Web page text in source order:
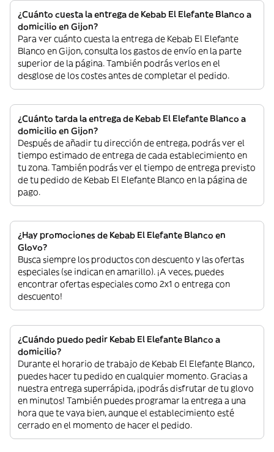
¿Cuánto cuesta la entrega de Kebab El Elefante Blanco a
domicilio en Gijon?
Para ver cuánto cuesta la entrega de Kebab El Elefante
Blanco en Gijon, consulta los gastos de envío en la parte
superior de la página. También podrás verlos en el
desglose de los costes antes de completar el pedido.
¿Cuánto tarda la entrega de Kebab El Elefante Blanco a
domicilio en Gijon?
Después de añadir tu dirección de entrega, podrás ver el
tiempo estimado de entrega de cada establecimiento en
tu zona. También podrás ver el tiempo de entrega previsto
de tu pedido de Kebab El Elefante Blanco en la página de
pago.
¿Hay promociones de Kebab El Elefante Blanco en
Glovo?
Busca siempre los productos con descuento y las ofertas
especiales (se indican en amarillo). ¡A veces, puedes
encontrar ofertas especiales como 2x1 o entrega con
descuento!
¿Cuándo puedo pedir Kebab El Elefante Blanco a
domicilio?
Durante el horario de trabajo de Kebab El Elefante Blanco,
puedes hacer tu pedido en cualquier momento. Gracias a
nuestra entrega superrápida, ¡podrás disfrutar de tu glovo
en minutos! También puedes programar la entrega a una
hora que te vaya bien, aunque el establecimiento esté
cerrado en el momento de hacer el pedido.